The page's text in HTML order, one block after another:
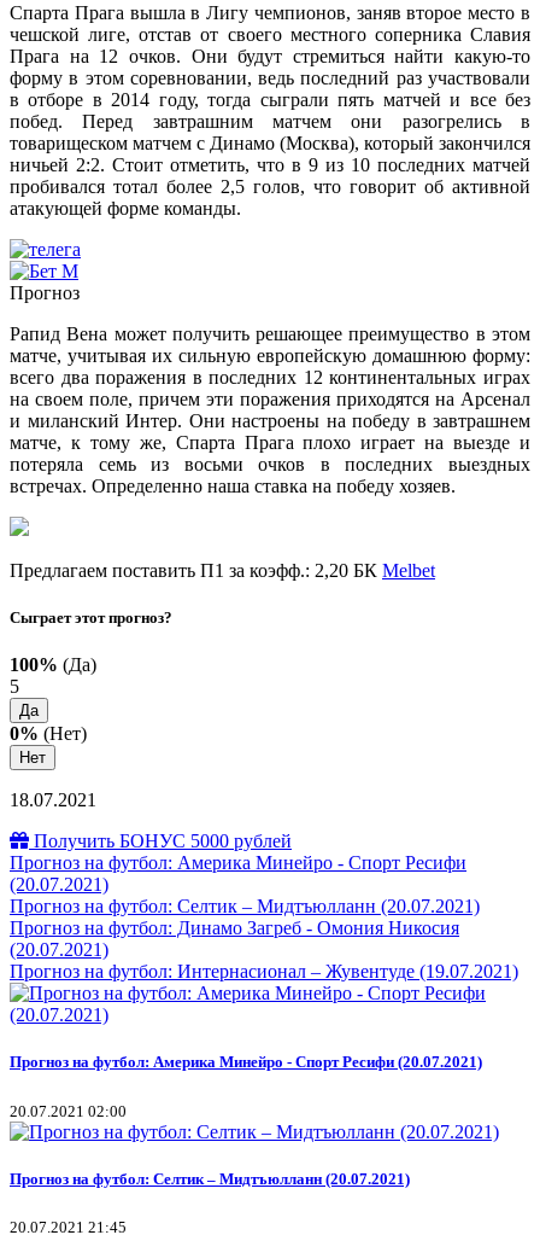
Спарта Прага вышла в Лигу чемпионов, заняв второе место в
чешской лиге, отстав от своего местного соперника Славия
Прага на 12 очков. Они будут стремиться найти какую-то
форму в этом соревновании, ведь последний раз участвовали
в отборе в 2014 году, тогда сыграли пять матчей и все без
побед. Перед завтрашним матчем они разогрелись в
товарищеском матчем с Динамо (Москва), который закончился
ничьей 2:2. Стоит отметить, что в 9 из 10 последних матчей
пробивался тотал более 2,5 голов, что говорит об активной
атакующей форме команды.
Прогноз
Рапид Вена может получить решающее преимущество в этом
матче, учитывая их сильную европейскую домашнюю форму:
всего два поражения в последних 12 континентальных играх
на своем поле, причем эти поражения приходятся на Арсенал
и миланский Интер. Они настроены на победу в завтрашнем
матче, к тому же, Спарта Прага плохо играет на выезде и
потеряла семь из восьми очков в последних выездных
встречах. Определенно наша ставка на победу хозяев.
Предлагаем поставить П1 за коэфф.: 2,20 БК Melbet
Сыграет этот прогноз?
100% (Да)
5
Да
0% (Нет)
Нет
18.07.2021
Получить БОНУС 5000 рублей
Прогноз на футбол: Америка Минейро - Спорт Ресифи
(20.07.2021)
Прогноз на футбол: Селтик – Мидтъюлланн (20.07.2021)
Прогноз на футбол: Динамо Загреб - Омония Никосия
(20.07.2021)
Прогноз на футбол: Интернасионал – Жувентуде (19.07.2021)
Прогноз на футбол: Америка Минейро - Спорт Ресифи (20.07.2021)
20.07.2021 02:00
Прогноз на футбол: Селтик – Мидтъюлланн (20.07.2021)
20.07.2021 21:45